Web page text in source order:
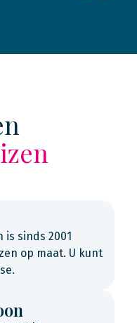
is sinds 2001
op maat. U kunt